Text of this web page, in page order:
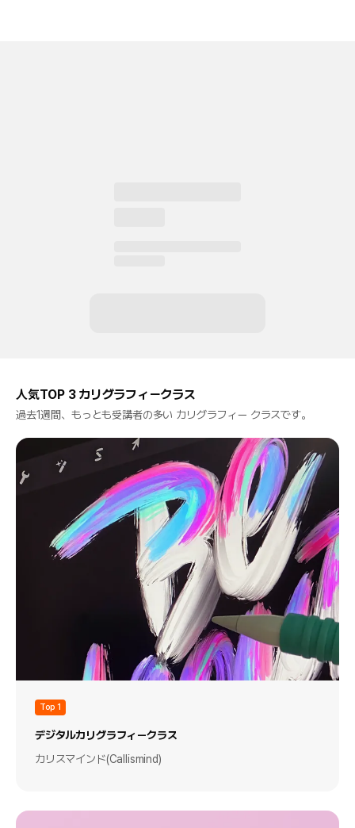
人気TOP 3 カリグラフィークラス
過去1週間、もっとも受講者の多い カリグラフィー クラスです。
Top 1
デジタルカリグラフィークラス
カリスマインド(Callismind)